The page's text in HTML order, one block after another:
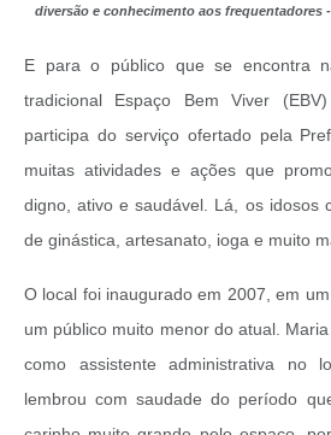
diversão e conhecimento aos frequentadores
E para o público que se encontra
tradicional Espaço Bem Viver
participa do serviço ofertado pela
muitas atividades e ações que
digno, ativo e saudável. Lá, os idosos
de ginástica, artesanato, ioga e muito
O local foi inaugurado em 2007, em
um público muito menor do atual.
como assistente administrativa no
lembrou com saudade do período